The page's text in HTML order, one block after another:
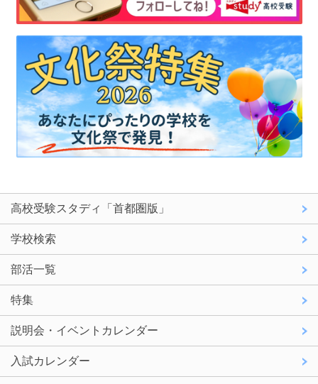
高校受験スタディ「首都圏版」
学校検索
部活一覧
特集
説明会・イベントカレンダー
入試カレンダー